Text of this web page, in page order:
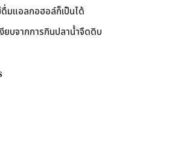
มแอลกอฮอล์ก็เป็นได้
บจากการกินปลาน้ำจืดดิบ